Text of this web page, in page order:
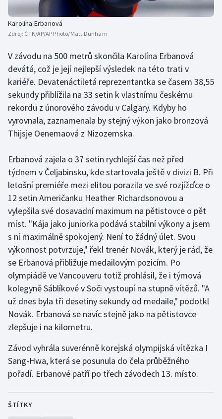
Rychlobruslení
Rychlostní kanoistika
Short track
Sportovní střelba
Stolní tenis
Triatlon
Vodní slalom
Volejbal
Ostatní
Karolína Erbanová
Zdroj: ČTK/AP/AP Photo/Matt Dunham
V závodu na 500 metrů skončila Karolína Erbanová
devátá, což je její nejlepší výsledek na této trati v
kariéře. Devatenáctiletá reprezentantka se časem 38,55
sekundy přiblížila na 33 setin k vlastnímu českému
rekordu z únorového závodu v Calgary. Kdyby ho
vyrovnala, zaznamenala by stejný výkon jako bronzová
Thijsje Oenemaová z Nizozemska.
Erbanová zajela o 37 setin rychlejší čas než před
týdnem v Čeljabinsku, kde startovala ještě v divizi B. Při
letošní premiéře mezi elitou porazila ve své rozjížďce o
12 setin Američanku Heather Richardsonovou a
vylepšila své dosavadní maximum na pětistovce o pět
míst. "Kája jako juniorka podává stabilní výkony a jsem
s ní maximálně spokojený. Není to žádný úlet. Svou
výkonnost potvrzuje," řekl trenér Novák, který je rád, že
se Erbanová přibližuje medailovým pozicím. Po
olympiádě ve Vancouveru totiž prohlásil, že i týmová
kolegyně Sáblíkové v Soči vystoupí na stupně vítězů. "A
už dnes byla tři desetiny sekundy od medaile," podotkl
Novák. Erbanová se navíc stejně jako na pětistovce
zlepšuje i na kilometru.
Závod vyhrála suverénně korejská olympijská vítězka I
Sang-Hwa, která se posunula do čela průběžného
pořadí. Erbanové patří po třech závodech 13. místo.
ŠTÍTKY